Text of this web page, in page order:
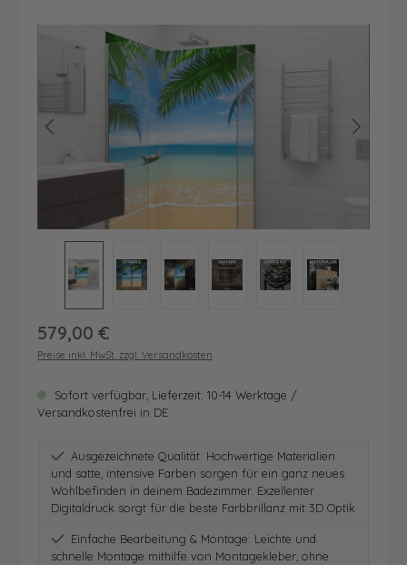
Bildergalerie überspringen
Regulärer Preis:
579,00 €
Preise inkl. MwSt. zzgl. Versandkosten
Sofort verfügbar, Lieferzeit: 10-14 Werktage /
Versandkostenfrei in DE
Ausgezeichnete Qualität: Hochwertige Materialien
und satte, intensive Farben sorgen für ein ganz neues
Wohlbefinden in deinem Badezimmer. Exzellenter
Digitaldruck sorgt für die beste Farbbrillanz mit 3D Optik
Einfache Bearbeitung & Montage: Leichte und
schnelle Montage mithilfe von Montagekleber, ohne